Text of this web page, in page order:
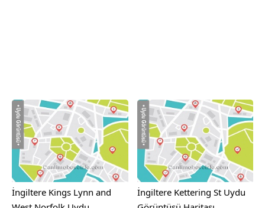
İngiltere Kings Lynn and
İngiltere Kettering St Uydu